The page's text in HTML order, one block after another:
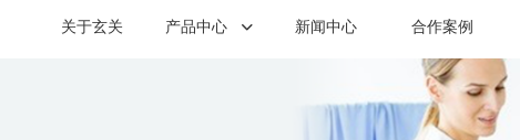
关于玄关 产品中心 新闻中心 合作案例